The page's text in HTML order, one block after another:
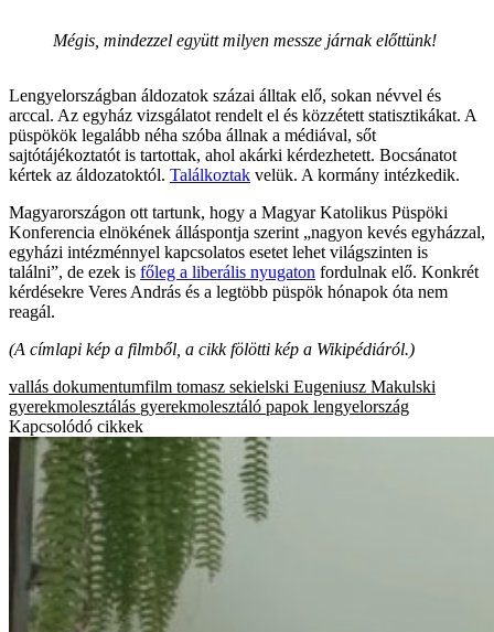
Mégis, mindezzel együtt milyen messze járnak előttünk!
Lengyelországban áldozatok százai álltak elő, sokan névvel és
arccal. Az egyház vizsgálatot rendelt el és közzétett statisztikákat. A
püspökök legalább néha szóba állnak a médiával, sőt
sajtótájékoztatót is tartottak, ahol akárki kérdezhetett. Bocsánatot
kértek az áldozatoktól. Találkoztak velük. A kormány intézkedik.
Magyarországon ott tartunk, hogy a Magyar Katolikus Püspöki
Konferencia elnökének álláspontja szerint „nagyon kevés egyházzal,
egyházi intézménnyel kapcsolatos esetet lehet világszinten is
találni”, de ezek is főleg a liberális nyugaton fordulnak elő. Konkrét
kérdésekre Veres András és a legtöbb püspök hónapok óta nem
reagál.
(A címlapi kép a filmből, a cikk fölötti kép a Wikipédiáról.)
vallás dokumentumfilm tomasz sekielski Eugeniusz Makulski
gyerekmolesztálás gyerekmolesztáló papok lengyelország
Kapcsolódó cikkek